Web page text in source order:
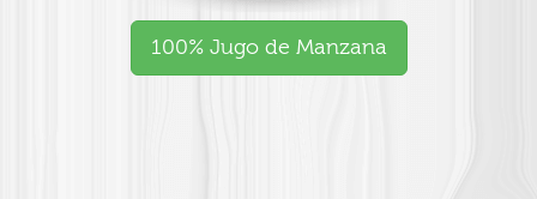
100% Jugo de Manzana